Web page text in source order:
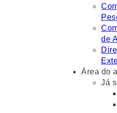
de
Área do
Já